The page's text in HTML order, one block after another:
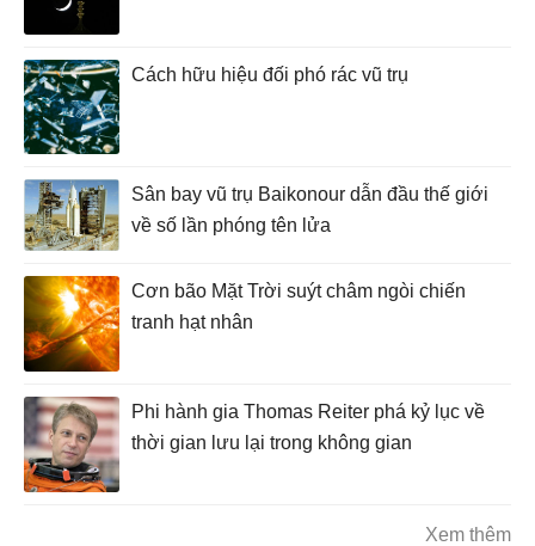
Cách hữu hiệu đối phó rác vũ trụ
Sân bay vũ trụ Baikonour dẫn đầu thế giới
về số lần phóng tên lửa
Cơn bão Mặt Trời suýt châm ngòi chiến
tranh hạt nhân
Phi hành gia Thomas Reiter phá kỷ lục về
thời gian lưu lại trong không gian
Xem thêm